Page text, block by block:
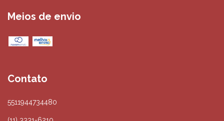
Meios de envio
Contato
5511944734480